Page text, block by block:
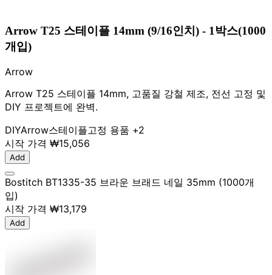
Arrow T25 스테이플 14mm (9/16인치) - 1박스(1000
개입)
Arrow
Arrow T25 스테이플 14mm, 고품질 강철 제조, 전선 고정 및
DIY 프로젝트에 완벽.
DIYArrow스테이플고정 용품 +2
시작 가격 ₩15,056
Add
Bostitch BT1335-35 브라운 브래드 네일 35mm (1000개
입)
시작 가격 ₩13,179
Add